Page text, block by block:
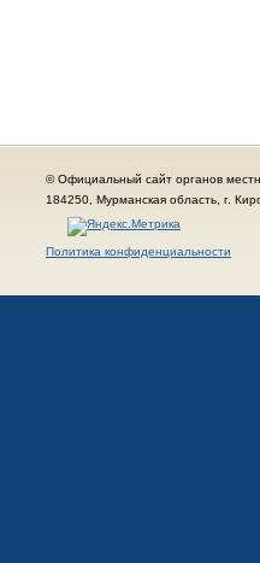
© Официальный сайт органов
184250, Мурманская область, г.
Политика конфиденциальности